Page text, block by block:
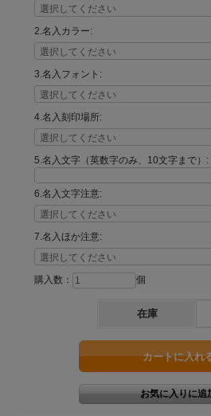
2.名入カラー:
3.名入フォント:
4.名入刻印場所:
5.名入文字（英数字のみ、10文字まで）:
6.名入文字注意:
7.名入ほか注意:
購入数： 個
在庫